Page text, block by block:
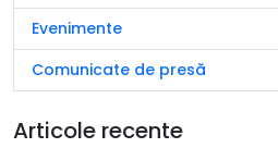
Evenimente
Comunicate de presă
Articole recente